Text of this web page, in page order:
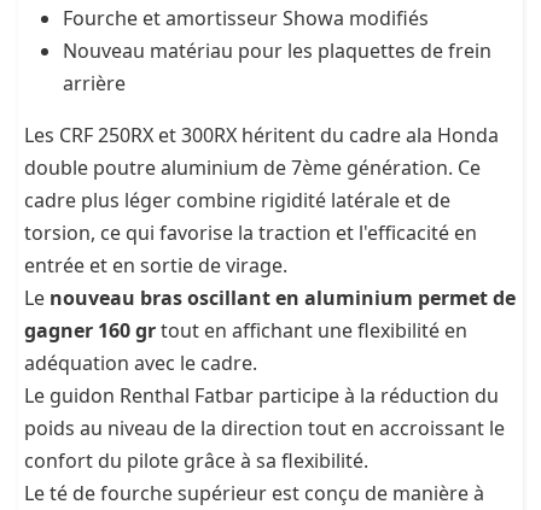
Fourche et amortisseur Showa modifiés
Nouveau matériau pour les plaquettes de frein
arrière
Les CRF 250RX et 300RX héritent du cadre ala Honda
double poutre aluminium de 7ème génération. Ce
cadre plus léger combine rigidité latérale et de
torsion, ce qui favorise la traction et l'efficacité en
entrée et en sortie de virage.
Le nouveau bras oscillant en aluminium permet de
gagner 160 grtout en affichant une flexibilité en
adéquation avec le cadre.
Le guidon Renthal Fatbar participe à la réduction du
poids au niveau de la direction tout en accroissant le
confort du pilote grâce à sa flexibilité.
Le té de fourche supérieur est conçu de manière à